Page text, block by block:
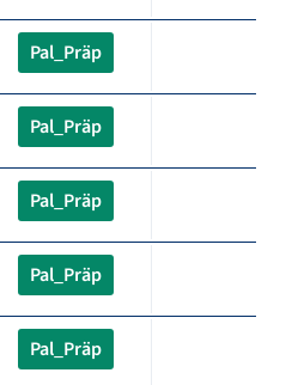
Pal_Präp
Pal_Präp
Pal_Präp
Pal_Präp
Pal_Präp